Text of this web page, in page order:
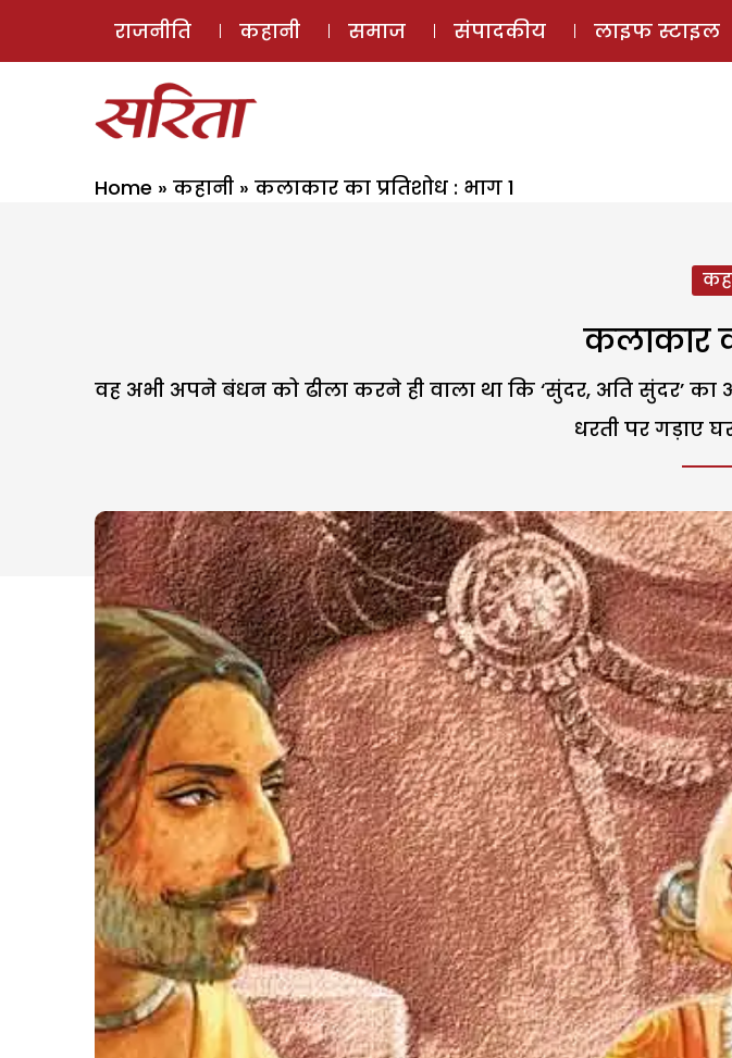
राजनीति कहानी समाज संपादकीय लाइफ स्टाइल
Home » कहानी » कलाकार का प्रतिशोध : भाग 1
कलाकार
वह अभी अपने बंधन को ढीला करने ही वाला था कि ‘सुंदर, अति सुंदर’
धरती पर गड़ाए